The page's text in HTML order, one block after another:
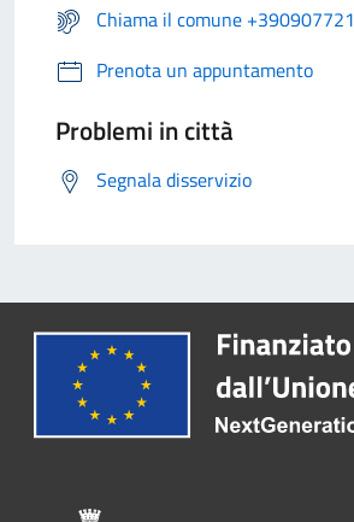
Chiama il comune +390907721
Prenota un appuntamento
Problemi in città
Segnala disservizio